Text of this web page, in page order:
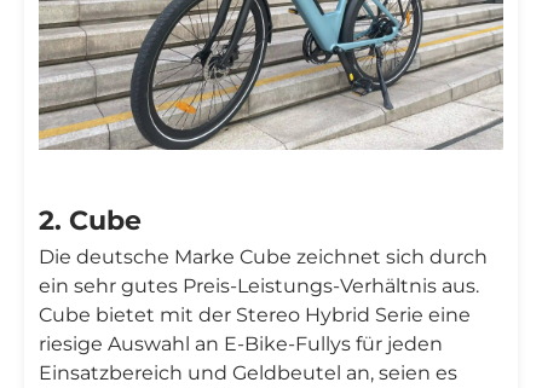
2. Cube
Die deutsche Marke Cube zeichnet sich durch
ein sehr gutes Preis-Leistungs-Verhältnis aus.
Cube bietet mit der Stereo Hybrid Serie eine
riesige Auswahl an E-Bike-Fullys für jeden
Einsatzbereich und Geldbeutel an, seien es